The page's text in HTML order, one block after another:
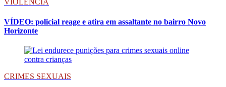
VIOLÊNCIA
VÍDEO: policial reage e atira em assaltante no bairro Novo
Horizonte
CRIMES SEXUAIS